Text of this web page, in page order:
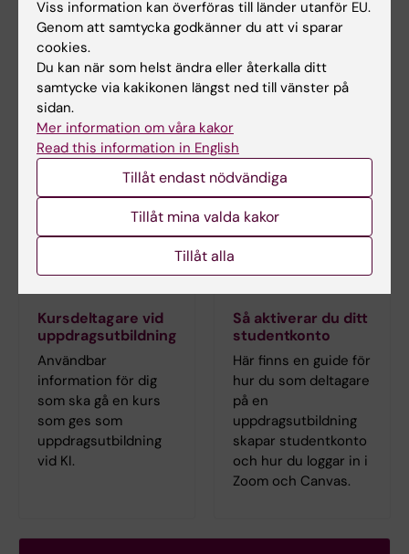
E-post:
sandra.lannergren@ki.se
Dokument
Kursdeltagare vid
uppdragsutbildning
Användbar
information för dig
som ska gå en kurs
som ges som
uppdragsutbildning
vid KI.
Så aktiverar du ditt
studentkonto
Här finns en guide för
hur du som deltagare
på en
uppdragsutbildning
skapar studentkonto
och hur du loggar in i
Zoom och Canvas.
Viss information kan överföras till länder utanför EU.
Genom att samtycka godkänner du att vi sparar
cookies.
Du kan när som helst ändra eller återkalla ditt
samtycke via kakikonen längst ned till vänster på
sidan.
Mer information om våra kakor
Read this information in English
Tillåt endast nödvändiga
Tillåt mina valda kakor
Tillåt alla